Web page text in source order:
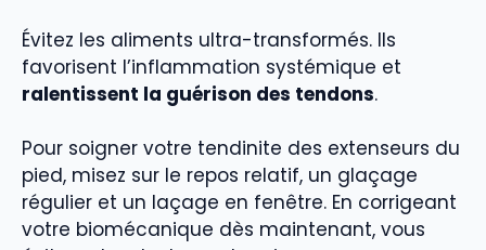
Évitez les aliments ultra-transformés. Ils
favorisent l’inflammation systémique et
ralentissent la guérison des tendons.
Pour soigner votre tendinite des extenseurs du
pied, misez sur le repos relatif, un glaçage
régulier et un laçage en fenêtre. En corrigeant
votre biomécanique dès maintenant, vous